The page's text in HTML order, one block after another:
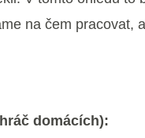
na čem pracovat,
domácích):